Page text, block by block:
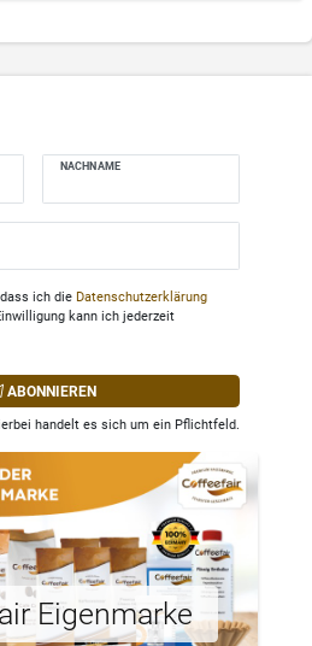
NACHNAME
ich die Daten­schutz­erklärung
kann ich jederzeit
ABONNIEREN
handelt es sich um ein Pflichtfeld.
Eigenmarke